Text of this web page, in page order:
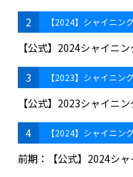
2 【2024】シャイニン
【公式】2024シャイニ
3 【2023】シャイニン
【公式】2023シャイニ
4 【2024】シャイニン
前期：【公式】2024シ